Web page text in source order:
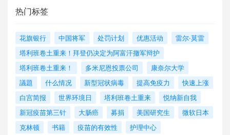
热门标签
花旗银行 中国将军 处罚计划 优惠活动
雷尔·莫雷
塔利班卷土重来！拜登仍决定为阿富汗撤军辩护
塔利班卷土重来！
多米尼恩投票公司
康奈尔大学
議題
什么情况 新型冠状病毒 提高免疫力
快速上涨
白宫简报
世界环境日 塔利班卷土重来
悦纳新自我
新冠疫苗第三针
大肠癌 募捐 美国研究生
微软日本
克林顿
书籍 疫苗的有效性
护理中心